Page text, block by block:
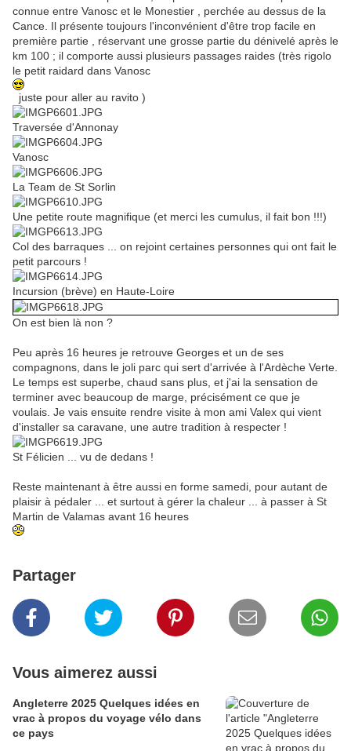
connue entre Vanosc et le Monestier , perchée au dessus de la
Cance. Il présente toujours l'inconvénient d'être trop facile en
première partie , réservant une grosse partie du dénivelé après le
km 100 ; il comporte aussi plusieurs passages raides (très rigolo
le petit raidard dans Vanosc
juste pour aller au ravito )
Traversée d'Annonay
Vanosc
La Team de St Sorlin
Une petite route magnifique (et merci les cumulus, il fait bon !!!)
Col des barraques ... on rejoint certaines personnes qui ont fait le
petit parcours !
Incursion (brève) en Haute-Loire
On est bien là non ?
Peu après 16 heures je retrouve Georges et un de ses
compagnons, dans le joli parc qui sert d'arrivée à l'Ardèche Verte.
Le temps est superbe, chaud sans plus, et j'ai la sensation de
terminer avec beaucoup de marge, précisément ce que je
voulais. Je vais ensuite rendre visite à mon ami Valex qui vient
d'installer sa caravane, une autre tradition à respecter !
St Félicien ... vu de dedans !
Reste maintenant à être aussi en forme samedi, pour autant de
plaisir à pédaler ... et surtout à gérer la chaleur ... à passer à St
Martin de Valamas avant 16 heures
Partager
Vous aimerez aussi
Angleterre 2025 Quelques idées en
vrac à propos du voyage vélo dans
ce pays